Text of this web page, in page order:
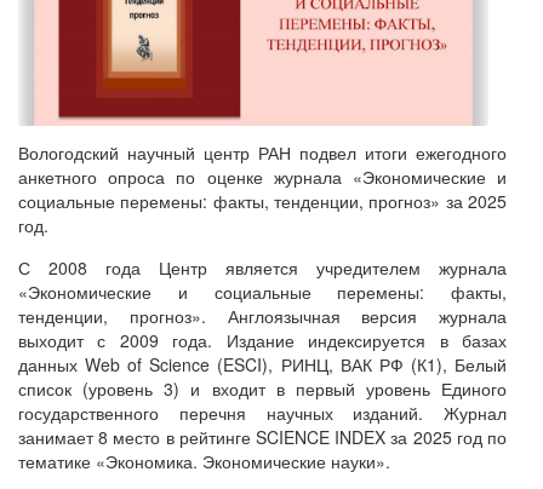
Вологодский научный центр РАН подвел итоги ежегодного
анкетного опроса по оценке журнала «Экономические и
социальные перемены: факты, тенденции, прогноз» за 2025
год.
С 2008 года Центр является учредителем журнала
«Экономические и социальные перемены: факты,
тенденции, прогноз». Англоязычная версия журнала
выходит с 2009 года. Издание индексируется в базах
данных Web of Science (ESCI), РИНЦ, ВАК РФ (К1), Белый
список (уровень 3) и входит в первый уровень Единого
государственного перечня научных изданий. Журнал
занимает 8 место в рейтинге SCIENCE INDEX за 2025 год по
тематике «Экономика. Экономические науки».